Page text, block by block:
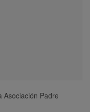
Asociación Padre